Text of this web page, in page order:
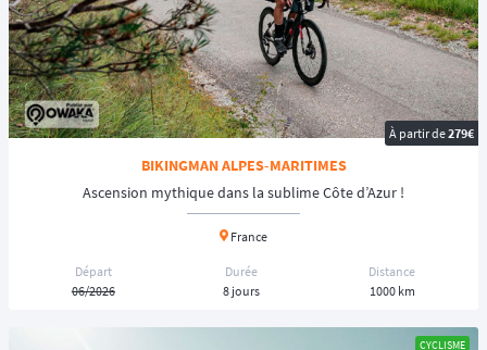
À partir de279€
BIKINGMAN ALPES-MARITIMES
Ascension mythique dans la sublime Côte d’Azur !
France
Départ
06/2026
Durée
8 jours
Distance
1000 km
CYCLISME